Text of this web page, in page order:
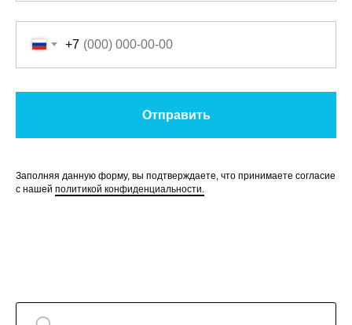
+7
Отправить
Заполняя данную форму, вы подтверждаете, что принимаете согласие
с нашей политикой конфиденциальности.